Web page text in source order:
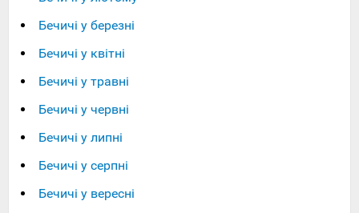
Бечичі у березні
Бечичі у квітні
Бечичі у травні
Бечичі у червні
Бечичі у липні
Бечичі у серпні
Бечичі у вересні